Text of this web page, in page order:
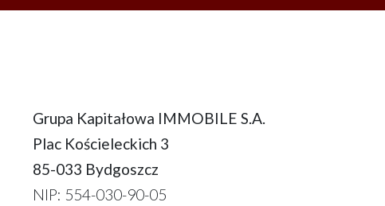
Grupa Kapitałowa IMMOBILE S.A.
Plac Kościeleckich 3
85-033 Bydgoszcz
NIP: 554-030-90-05